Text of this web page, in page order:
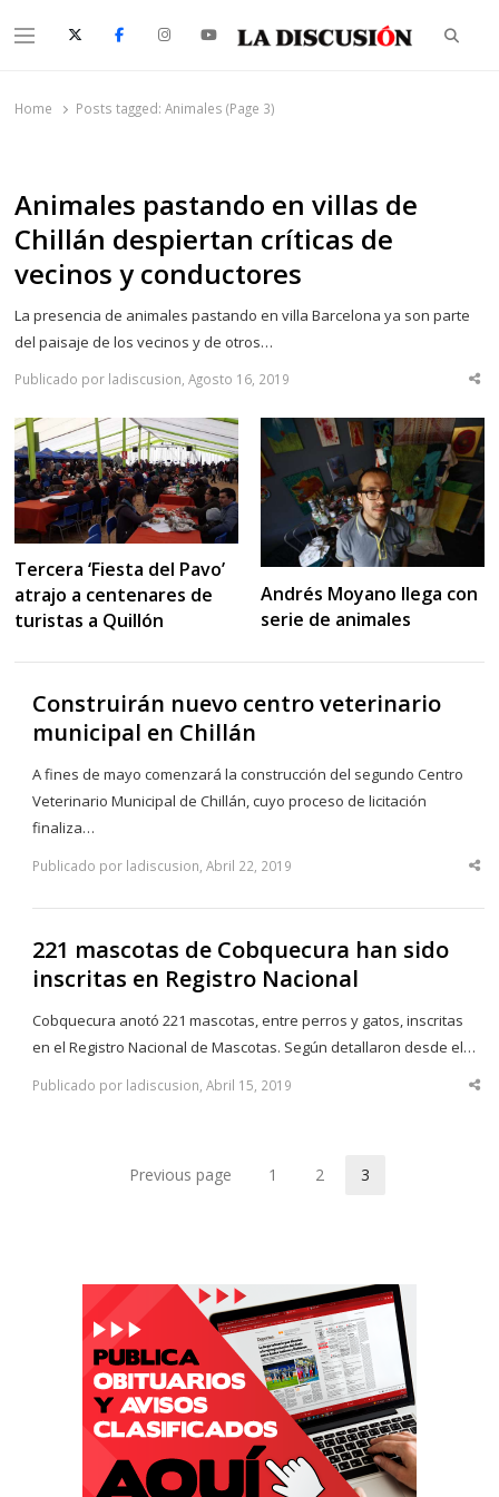
Menu
Home Posts tagged:Animales (Page 3)
Animales pastando en villas de
Chillán despiertan críticas de
vecinos y conductores
La presencia de animales pastando en villa Barcelona ya son parte
del paisaje de los vecinos y de otros…
Publicado por ladiscusion, Agosto 16, 2019
Tercera ‘Fiesta del Pavo’
atrajo a centenares de
turistas a Quillón
Andrés Moyano llega con
serie de animales
Construirán nuevo centro veterinario
municipal en Chillán
A fines de mayo comenzará la construcción del segundo Centro
Veterinario Municipal de Chillán, cuyo proceso de licitación
finaliza…
Publicado por ladiscusion, Abril 22, 2019
221 mascotas de Cobquecura han sido
inscritas en Registro Nacional
Cobquecura anotó 221 mascotas, entre perros y gatos, inscritas
en el Registro Nacional de Mascotas. Según detallaron desde el…
Publicado por ladiscusion, Abril 15, 2019
Previous page Page
1 Page
2 3